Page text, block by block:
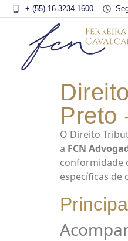
+ (55) 16 3234-1600
Preto
O Direito
a FCN
conformidade
específicas de